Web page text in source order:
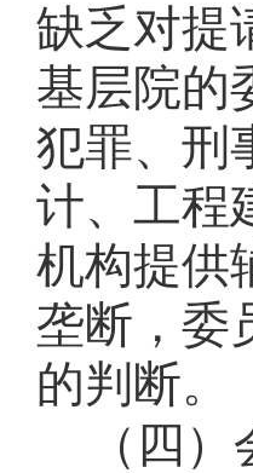
缺乏对提
基层院的
犯罪、刑
计、工程
机构提供
垄断，委
的判断。
（四